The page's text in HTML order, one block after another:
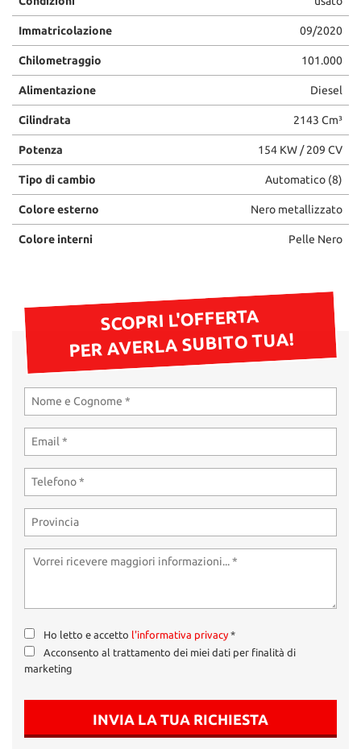
Immatricolazione 09/2020
Chilometraggio 101.000
Alimentazione Diesel
Cilindrata 2143 Cm³
Potenza 154 KW / 209 CV
Tipo di cambio Automatico (8)
Colore esterno Nero metallizzato
Colore interni Pelle Nero
SCOPRI L'OFFERTA
PER AVERLA SUBITO TUA!
Ho letto e accetto l'informativa privacy*
Acconsento al trattamento dei miei dati per finalità di
marketing
INVIA LA TUA RICHIESTA
questi
strumenti
di
tracciamento
si
rimanda
cookie
policy.
rivedere
e
modificare
le
tue
momento.
Cookie necessari
Cookie delle preferenze
Cookie per il miglioramento dell'esperienza utente
Cookie analitici
Leggi
la
policy
Salva